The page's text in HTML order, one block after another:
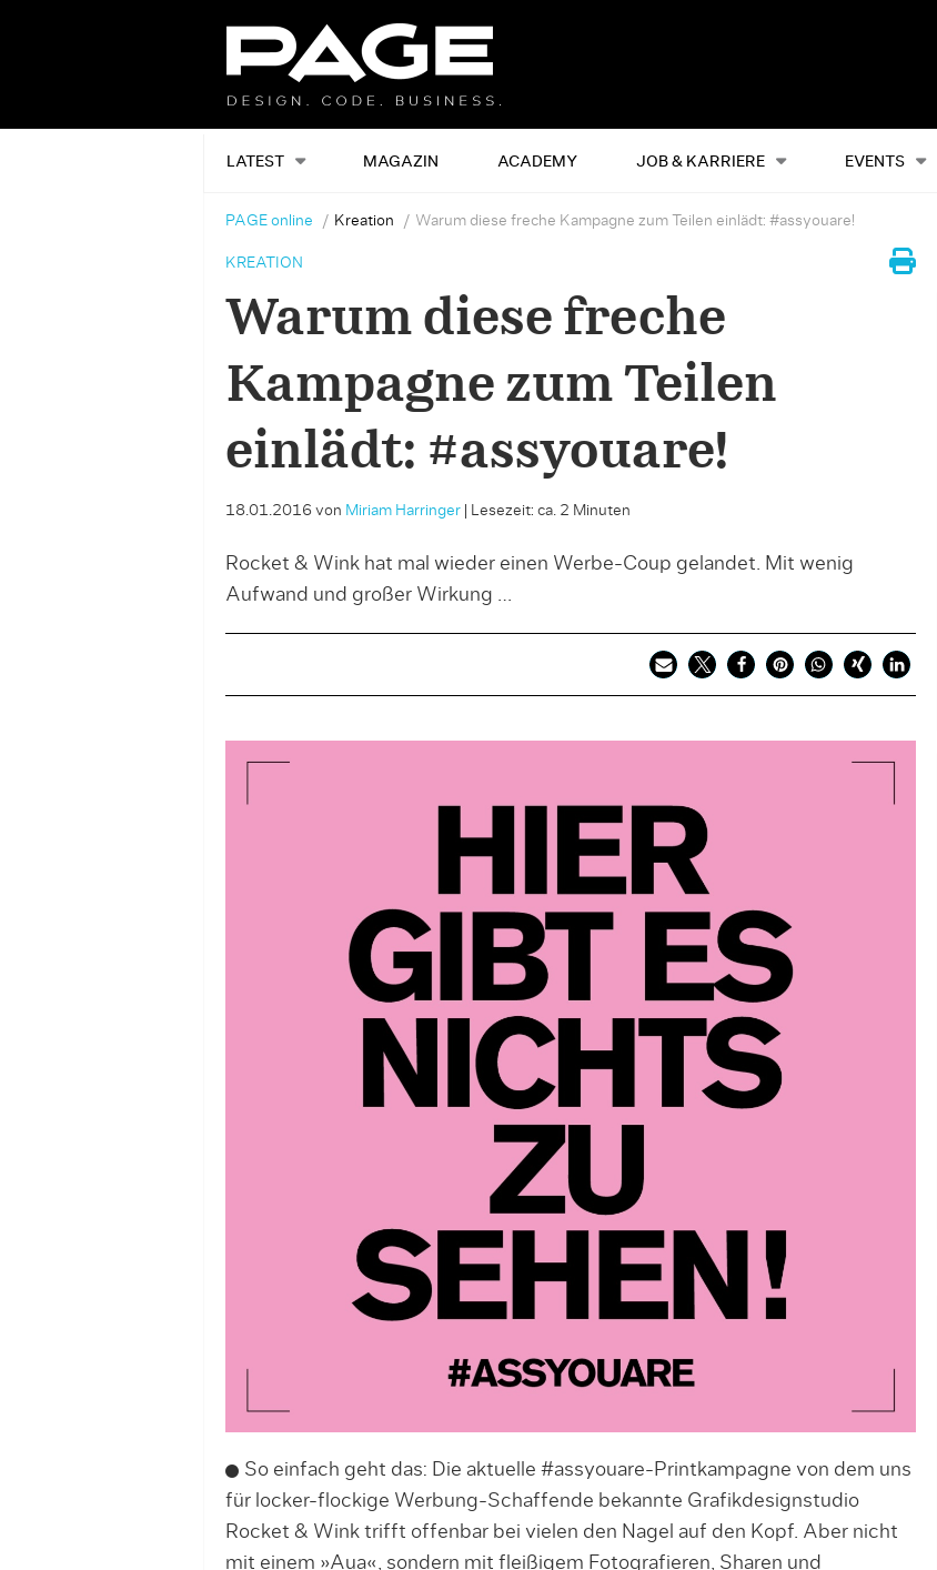
LATEST MAGAZIN ACADEMY JOB & KARRIERE EVENTS
Alles Events
PAGE online Kreation Warum diese freche Kampagne zum Teilen einlädt: #assyouare!
KREATION
Warum diese freche
Kampagne zum Teilen
einlädt: #assyouare!
18.01.2016 von Miriam Harringer| Lesezeit: ca. 2 Minuten
Rocket & Wink hat mal wieder einen Werbe-Coup gelandet. Mit wenig
Aufwand und großer Wirkung …
So einfach geht das: Die aktuelle #assyouare-Printkampagne von dem uns
für locker-flockige Werbung-Schaffende bekannte Grafikdesignstudio
Rocket & Wink trifft offenbar bei vielen den Nagel auf den Kopf. Aber nicht
mit einem »Aua«, sondern mit fleißigem Fotografieren, Sharen und